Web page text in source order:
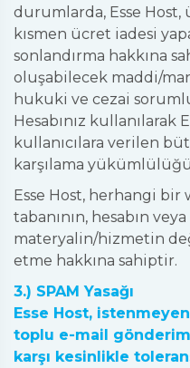
durumlarda, Esse Host,
kısmen ücret iadesi
sonlandırma hakkına
oluşabilecek maddi/
hukuki ve cezai
Hesabınız kullanılarak
kullanıcılara verilen
karşılama
Esse Host, herhangi bir
tabanının, hesabın
materyalin/hizmetin
etme hakkına sahiptir.
3.) SPAM Yasağı
Esse Host,
toplu e-mail
karşı kesinlikle